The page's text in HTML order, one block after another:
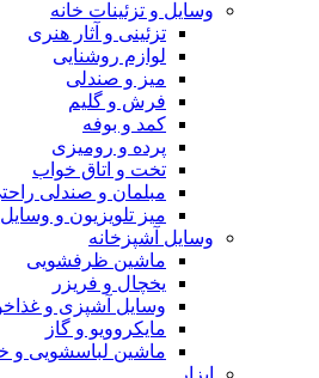
وسایل و تزئینات خانه
تزئینی و آثار هنری
لوازم روشنایی
میز و صندلی
فرش و گلیم
کمد و بوفه
پرده و رومیزی
تخت و اتاق خواب
مبلمان و صندلی
میز تلویزیون و
وسایل آشپزخانه
ماشین ظرفشویی
یخچال و فریزر
وسایل آشپزی و
مایکروویو و گاز
ماشین لباسشویی و